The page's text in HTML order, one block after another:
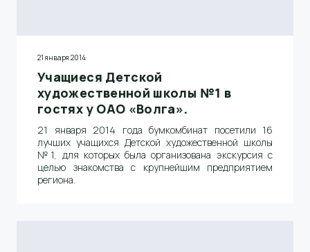
21 января 2014
Учащиеся Детской
художественной школы №1 в
гостях у ОАО «Волга».
21 января 2014 года бумкомбинат посетили 16
лучших учащихся Детской художественной школы
№1, для которых была организована экскурсия с
целью знакомства с крупнейшим предприятием
региона.